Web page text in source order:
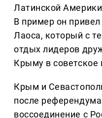
Латинской
В пример он
Лаоса, который с
отдых лидеров
Крыму в советское
Крым и
после
воссоединение с